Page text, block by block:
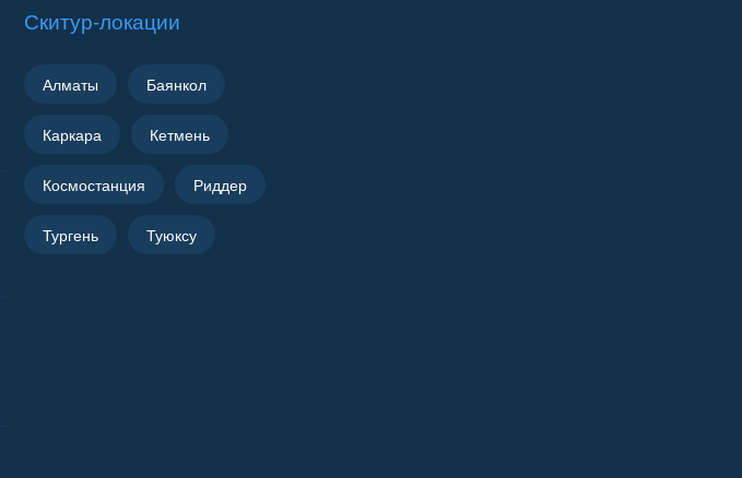
Скитур-локации
Алматы Баянкол
Каркара Кетмень
Космостанция Риддер
Тургень Туюксу